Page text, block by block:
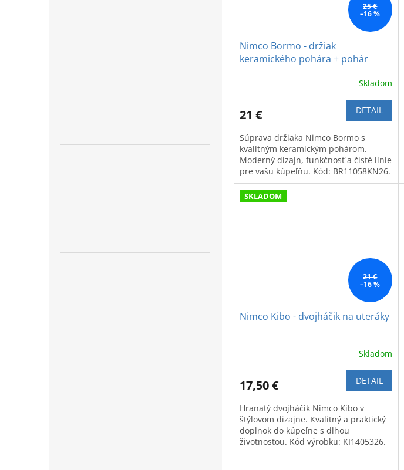
25 €
–16 %
Nimco Bormo - držiak
keramického pohára + pohár
Skladom
21 € DETAIL
Súprava držiaka Nimco Bormo s
kvalitným keramickým pohárom.
Moderný dizajn, funkčnosť a čisté línie
pre vašu kúpeľňu. Kód: BR11058KN26.
SKLADOM
21 €
–16 %
Nimco Kibo - dvojháčik na uteráky
Skladom
17,50 € DETAIL
Hranatý dvojháčik Nimco Kibo v
štýlovom dizajne. Kvalitný a praktický
doplnok do kúpeľne s dlhou
životnosťou. Kód výrobku: KI1405326.